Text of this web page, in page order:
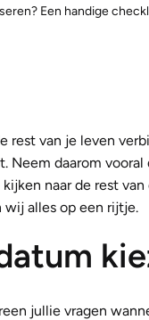
Een handige
rest van je leven
Neem daarom
naar de rest
alles op een rijtje.
jullie vragen